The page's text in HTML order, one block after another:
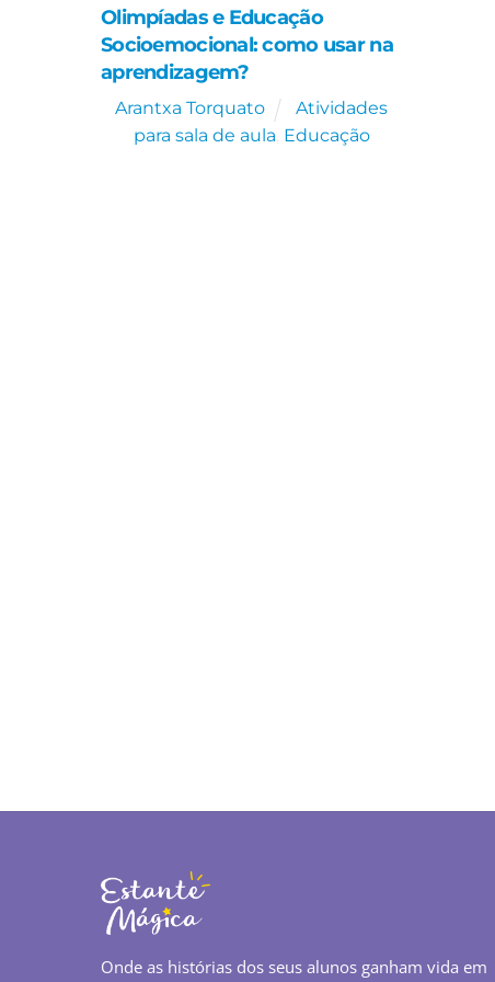
Olimpíadas e Educação
Socioemocional: como usar na
aprendizagem?
Arantxa Torquato
Atividades
para sala de aula Educação
Onde as histórias dos seus alunos ganham vida em